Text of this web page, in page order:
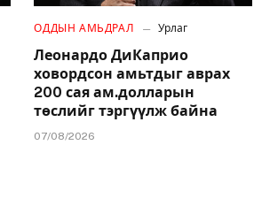
ОДДЫН АМЬДРАЛ Урлаг
Леонардо ДиКаприо
ховордсон амьтдыг аврах
200 сая ам.долларын
төслийг тэргүүлж байна
07/08/2026